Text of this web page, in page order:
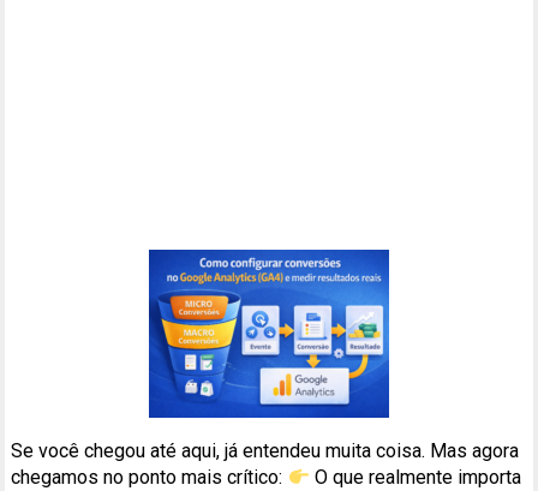
Se você chegou até aqui, já entendeu muita coisa. Mas agora
chegamos no ponto mais crítico:
O que realmente importa